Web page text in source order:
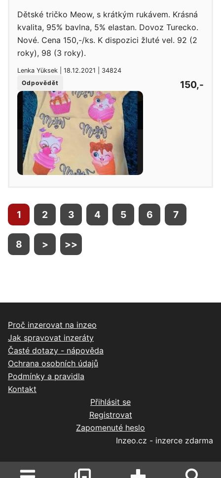
Dětské tričko Meow, s krátkým rukávem. Krásná
kvalita, 95% bavlna, 5% elastan. Dovoz Turecko.
Nové. Cena 150,-/ks. K dispozici žluté vel. 92 (2
roky), 98 (3 roky).
Lenka Yüksek | 18.12.2021 | 34824
Odpovědět
150,-
1 2 3 4 5 6 7
8 > >>
Proč inzerovat na inzeo
Jak spravovat inzeráty
Časté dotazy - nápověda
Ochrana osobních údajů
Podmínky a pravidla
Kontakt
Přihlásit se
Registrovat
Zapomenuté heslo
Inzeo.cz - inzerce zdarma